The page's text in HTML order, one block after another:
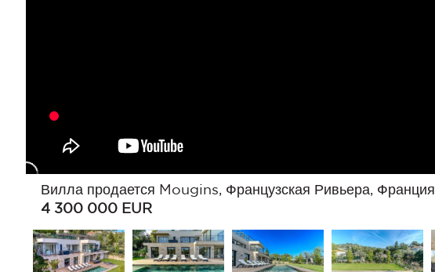
Вилла продается Mougins, Французская Ривьера, Франция
4 300 000 EUR